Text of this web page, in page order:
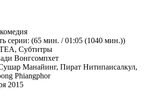
серии: (65 мин. / 01:05 (1040 мин.))
Субтитры
Вонгсомпхет
Манайинг, Пират Нитипаисалкул,
Phiangphor
2015